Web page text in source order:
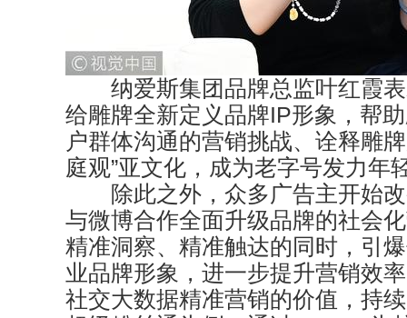
纳爱斯集团品牌总监叶红霞表
给雕牌全新定义品牌IP形象，帮
户群体沟通的营销挑战、诠释雕
庭观”亚文化，成为老字号发力年
除此之外，众多广告主开始改
与微博合作全面升级品牌的社会
精准洞察、精准触达的同时，引
业品牌形象，进一步提升营销效
社交大数据精准营销的价值，持